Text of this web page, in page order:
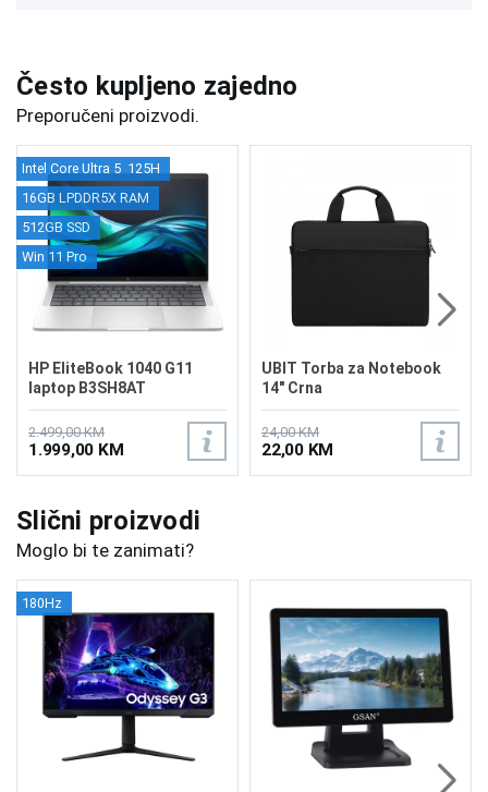
Često kupljeno zajedno
Preporučeni proizvodi.
Intel Core Ultra 5 125H
16GB LPDDR5X RAM
512GB SSD
Win 11 Pro
HP EliteBook 1040 G11
laptop B3SH8AT
2.499,00 KM
1.999,00 KM
UBIT Torba za Notebook
14" Crna
24,00 KM
22,00 KM
Slični proizvodi
Moglo bi te zanimati?
180Hz